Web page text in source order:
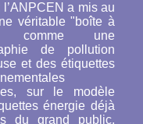
l’ANPCEN a mis au
véritable "boîte à
comme une
de pollution
et des étiquettes
sur le modèle
énergie déjà
du grand public,